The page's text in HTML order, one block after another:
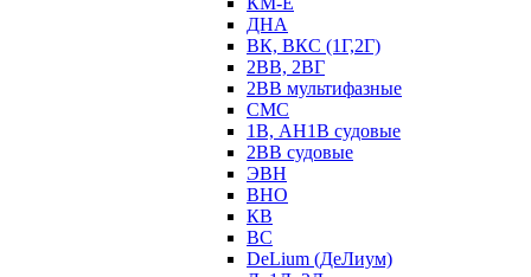
ДНА
ВК, ВКС (1Г,2Г)
2ВВ, 2ВГ
2ВВ мультифазные
СМС
1В, АН1В судовые
2ВВ судовые
ЭВН
ВНО
КВ
ВС
DeLium (ДеЛиум)